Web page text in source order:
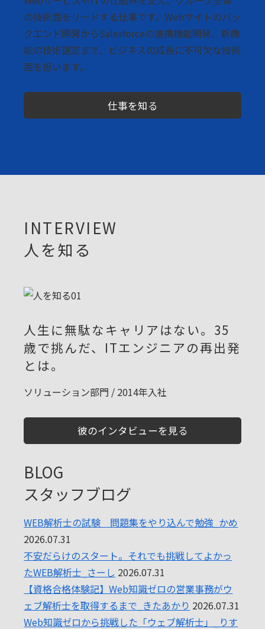
の技術面をリードする仕事です。Webサイトのバッ
クエンド開発からSalesforceの連携機能開発、新機
能の技術選定まで、ビジネスの成長に不可欠な技術
面を担います。
仕事を知る
INTERVIEW
人を知る
人生に無駄なキャリアはない。35
歳で挑んだ、ITエンジニアの再出発
とは。
ソリューション部門 / 2014年入社
彼のインタビューを見る
BLOG
スタッフブログ
WEB解析士の試験 問題集をやり込んで勉強_かめ
2026.07.31
不安だらけのスタート。それでも挑戦してよかっ
たWEB解析士_さーし 2026.07.31
【資格合格体験記】Web知識ゼロの営業事務がウ
ェブ解析士を取得するまで_きたあかり 2026.07.31
Web知識ゼロから挑戦した「ウェブ解析士」_りす